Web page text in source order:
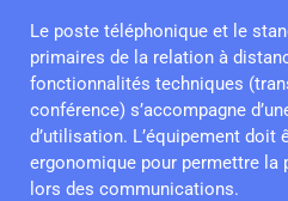
Le poste téléphonique et le
primaires de la relation à
fonctionnalités techniques
conférence) s’accompagne
d’utilisation. L’équipement
ergonomique pour permettre la
lors des communications.